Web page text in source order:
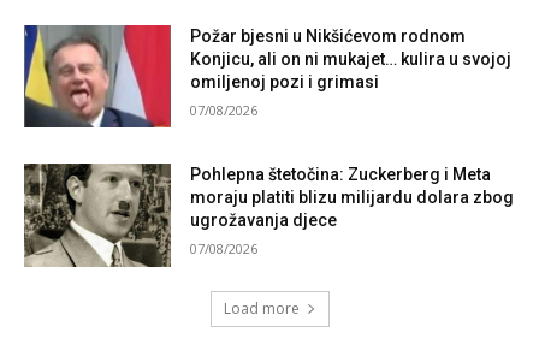
Požar bjesni u Nikšićevom rodnom
Konjicu, ali on ni mukajet… kulira u svojoj
omiljenoj pozi i grimasi
07/08/2026
Pohlepna štetočina: Zuckerberg i Meta
moraju platiti blizu milijardu dolara zbog
ugrožavanja djece
07/08/2026
Load more